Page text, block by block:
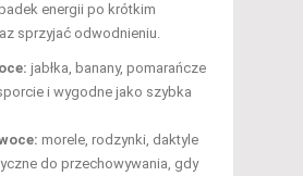
energii po krótkim
sprzyjać odwodnieniu.
jabłka, banany, pomarańcze
i wygodne jako szybka
morele, rodzynki, daktyle
do przechowywania, gdy